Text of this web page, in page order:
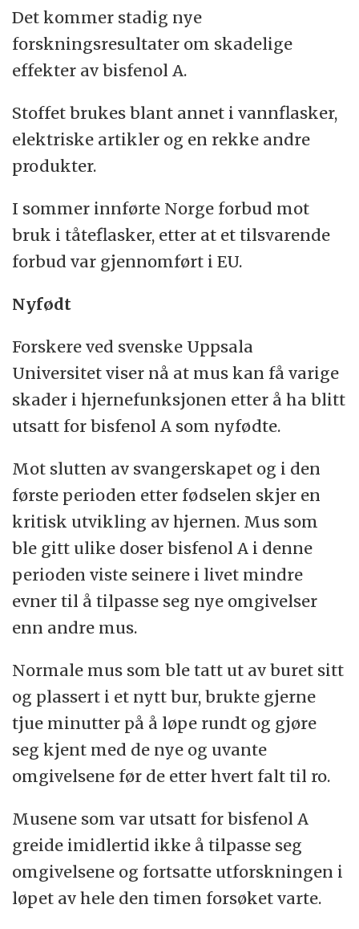
Det kommer stadig nye
forskningsresultater om skadelige
effekter av bisfenol A.
Stoffet brukes blant annet i vannflasker,
elektriske artikler og en rekke andre
produkter.
I sommer innførte Norge forbud mot
bruk i tåteflasker, etter at et tilsvarende
forbud var gjennomført i EU.
Nyfødt
Forskere ved svenske Uppsala
Universitet viser nå at mus kan få varige
skader i hjernefunksjonen etter å ha blitt
utsatt for bisfenol A som nyfødte.
Mot slutten av svangerskapet og i den
første perioden etter fødselen skjer en
kritisk utvikling av hjernen. Mus som
ble gitt ulike doser bisfenol A i denne
perioden viste seinere i livet mindre
evner til å tilpasse seg nye omgivelser
enn andre mus.
Normale mus som ble tatt ut av buret sitt
og plassert i et nytt bur, brukte gjerne
tjue minutter på å løpe rundt og gjøre
seg kjent med de nye og uvante
omgivelsene før de etter hvert falt til ro.
Musene som var utsatt for bisfenol A
greide imidlertid ikke å tilpasse seg
omgivelsene og fortsatte utforskningen i
løpet av hele den timen forsøket varte.